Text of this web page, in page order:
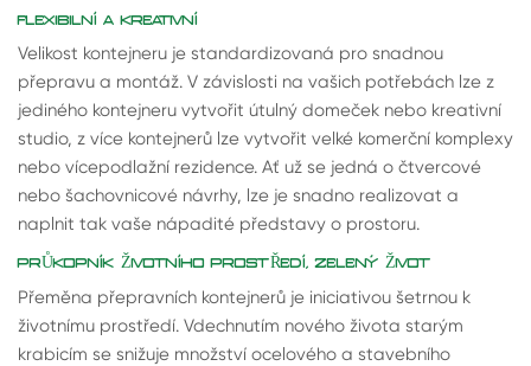
FLEXIBILNÍ A KREATIVNÍ
Velikost kontejneru je standardizovaná pro snadnou
přepravu a montáž. V závislosti na vašich potřebách lze z
jediného kontejneru vytvořit útulný domeček nebo kreativní
studio, z více kontejnerů lze vytvořit velké komerční komplexy
nebo vícepodlažní rezidence. Ať už se jedná o čtvercové
nebo šachovnicové návrhy, lze je snadno realizovat a
naplnit tak vaše nápadité představy o prostoru.
PRŮKOPNÍK ŽIVOTNÍHO PROSTŘEDÍ, ZELENÝ ŽIVOT
Přeměna přepravních kontejnerů je iniciativou šetrnou k
životnímu prostředí. Vdechnutím nového života starým
krabicím se snižuje množství ocelového a stavebního